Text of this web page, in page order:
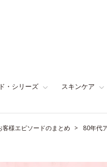
・シリーズ スキンケア
客様エピソードのまとめ 80年代